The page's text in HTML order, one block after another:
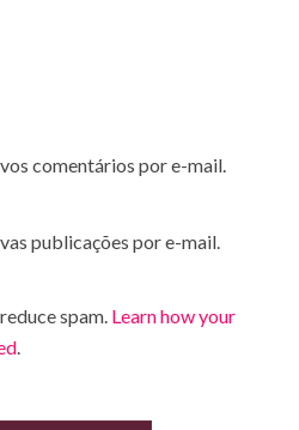
comentários por e-mail.
publicações por e-mail.
spam. Learn how your